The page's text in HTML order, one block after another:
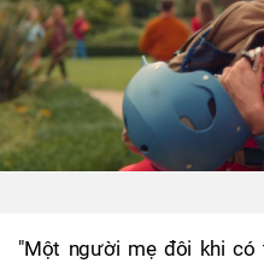
"Một người mẹ đôi khi